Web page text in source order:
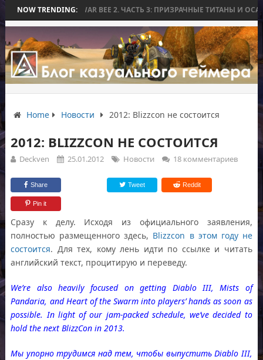
NOW TRENDING:
WORLD WAR BEE 2. ЧАСТЬ 3: ПРИЗРАЧНЫЕ ТИТАНЫ И ОСАДА
Home Новости 2012: Blizzcon не состоится
2012: BLIZZCON НЕ СОСТОИТСЯ
Deckven 25.01.2012 Новости 18 комментариев
Share Tweet Reddit
Pin it
Сразу к делу. Исходя из официального заявления,
полностью размещенного здесь, Blizzcon в этом году не
состоится. Для тех, кому лень идти по ссылке и читать
английский текст, процитирую и переведу.
We’re also heavily focused on getting Diablo III, Mists of
Pandaria, and Heart of the Swarm into players’ hands as soon as
possible. In light of our jam-packed schedule, we’ve decided to
hold the next BlizzCon in 2013.
Мы упорно трудимся над тем, чтобы выпустить Diablo III,